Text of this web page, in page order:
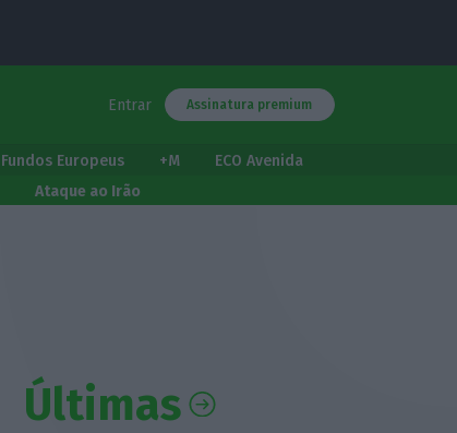
Entrar Assinatura premium
Fundos Europeus +M
ECO Avenida
Ataque ao Irão
Últimas